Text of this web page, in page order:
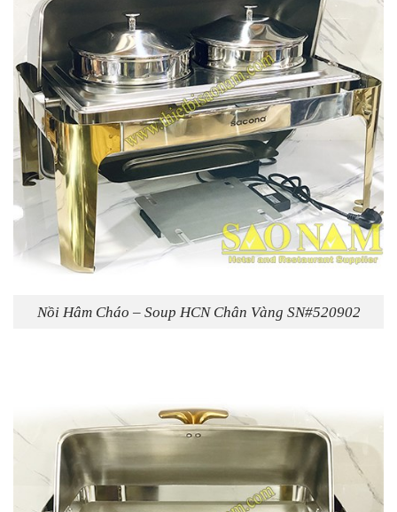
Nồi Hâm Cháo – Soup HCN Chân Vàng SN#520902